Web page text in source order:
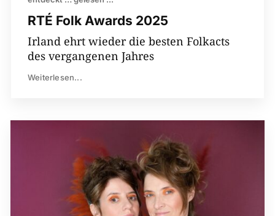
RTÉ Folk Awards 2025
Irland ehrt wieder die besten Folkacts
des vergangenen Jahres
Weiterlesen...